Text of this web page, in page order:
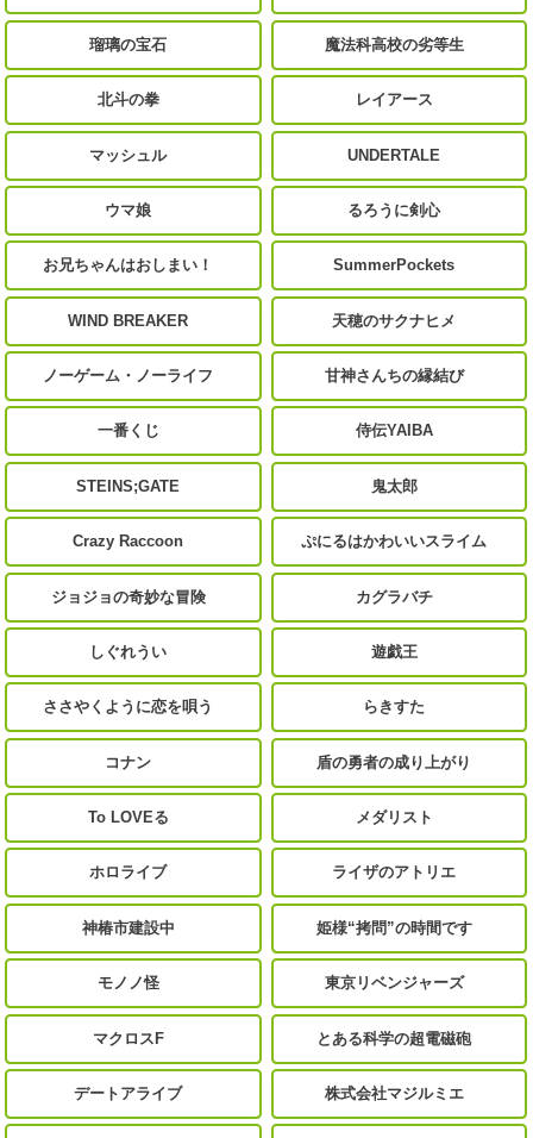
瑠璃の宝石 魔法科高校の劣等生
北斗の拳 レイアース
マッシュル UNDERTALE
ウマ娘 るろうに剣心
お兄ちゃんはおしまい！ SummerPockets
WIND BREAKER 天穂のサクナヒメ
ノーゲーム・ノーライフ 甘神さんちの縁結び
一番くじ 侍伝YAIBA
STEINS;GATE 鬼太郎
Crazy Raccoon ぷにるはかわいいスライム
ジョジョの奇妙な冒険 カグラバチ
しぐれうい 遊戯王
ささやくように恋を唄う らきすた
コナン 盾の勇者の成り上がり
To LOVEる メダリスト
ホロライブ ライザのアトリエ
神椿市建設中 姫様“拷問”の時間です
モノノ怪 東京リベンジャーズ
マクロスF とある科学の超電磁砲
デートアライブ 株式会社マジルミエ